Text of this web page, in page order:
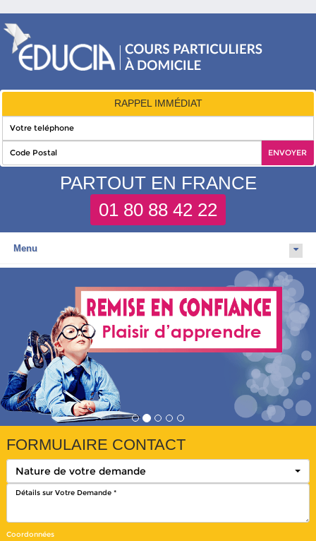
RAPPEL IMMÉDIAT
PARTOUT EN FRANCE
01 80 88 42 22
Menu
FORMULAIRE CONTACT
Nature de votre demande
Coordonnées